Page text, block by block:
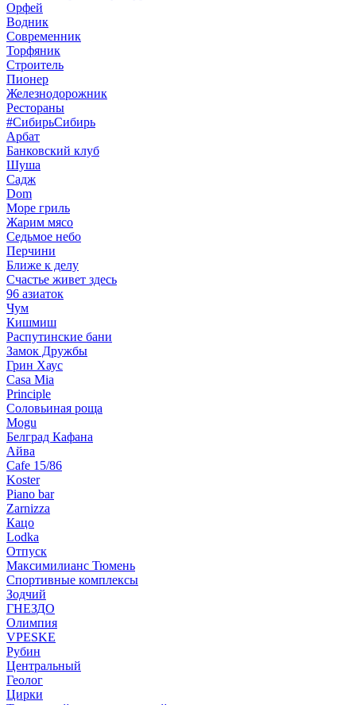
Орфей
Водник
Современник
Торфяник
Строитель
Пионер
Железнодорожник
Рестораны
#СибирьСибирь
Арбат
Банковский клуб
Шуша
Садж
Dom
Море гриль
Жарим мясо
Седьмое небо
Перчини
Ближе к делу
Счастье живет здесь
96 азиаток
Чум
Кишмиш
Распутинские бани
Замок Дружбы
Грин Хаус
Casa Mia
Principle
Соловьиная роща
Mogu
Белград Кафана
Айва
Cafe 15/86
Koster
Piano bar
Zarnizza
Кацо
Lodka
Отпуск
Максимилианс Тюмень
Спортивные комплексы
Зодчий
ГНЕЗДО
Олимпия
VPESKE
Рубин
Центральный
Геолог
Цирки